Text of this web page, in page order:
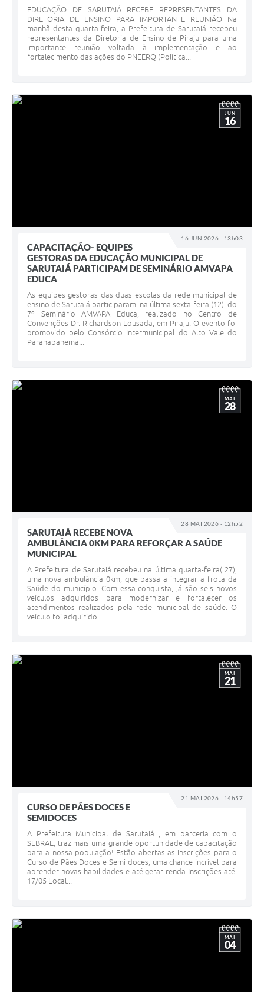
EDUCAÇÃO DE SARUTAIÁ RECEBE REPRESENTANTES DA
DIRETORIA DE ENSINO PARA IMPORTANTE REUNIÃO Na
manhã desta quarta-feira, a Prefeitura de Sarutaiá recebeu
representantes da Diretoria de Ensino de Piraju para uma
importante reunião voltada à implementação e ao
fortalecimento das ações do PNEERQ (Política...
16 JUN 2026 - 13h03
JUN
16
CAPACITAÇÃO- EQUIPES
GESTORAS DA EDUCAÇÃO MUNICIPAL DE
SARUTAIÁ PARTICIPAM DE SEMINÁRIO AMVAPA
EDUCA
As equipes gestoras das duas escolas da rede municipal de
ensino de Sarutaiá participaram, na última sexta-feira (12), do
7º Seminário AMVAPA Educa, realizado no Centro de
Convenções Dr. Richardson Lousada, em Piraju. O evento foi
promovido pelo Consórcio Intermunicipal do Alto Vale do
Paranapanema...
28 MAI 2026 - 12h52
MAI
28
SARUTAIÁ RECEBE NOVA
AMBULÂNCIA 0KM PARA REFORÇAR A SAÚDE
MUNICIPAL
A Prefeitura de Sarutaiá recebeu na última quarta-feira( 27),
uma nova ambulância 0km, que passa a integrar a frota da
Saúde do município. Com essa conquista, já são seis novos
veículos adquiridos para modernizar e fortalecer os
atendimentos realizados pela rede municipal de saúde. O
veículo foi adquirido...
21 MAI 2026 - 14h57
MAI
21
CURSO DE PÃES DOCES E
SEMIDOCES
A Prefeitura Municipal de Sarutaiá , em parceria com o
SEBRAE, traz mais uma grande oportunidade de capacitação
para a nossa população! Estão abertas as inscrições para o
Curso de Pães Doces e Semi doces, uma chance incrível para
aprender novas habilidades e até gerar renda Inscrições até:
17/05 Local...
MAI
04